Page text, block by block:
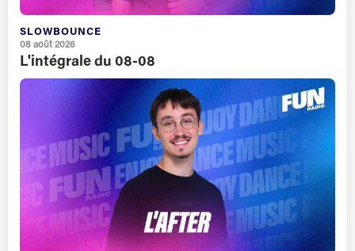
SLOWBOUNCE
08 août 2026
L'intégrale du 08-08